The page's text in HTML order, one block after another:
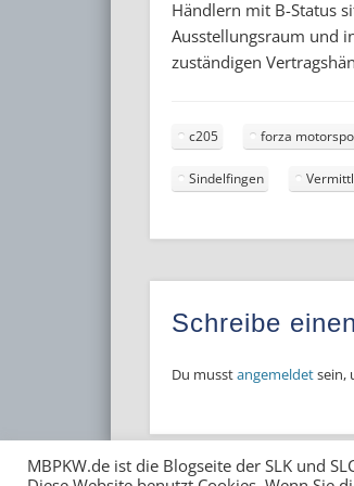
Händlern mit B-Status
Ausstellungsraum und
zuständigen
c205 forza
Sindelfingen
Schreibe
Du musstangemeldetsein,
MBPKW.de ist die Blogseite der SLK und